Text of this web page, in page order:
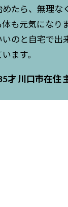
めたら、無理な
も元気になり
いのと自宅で出
ます。
才 川口市在住